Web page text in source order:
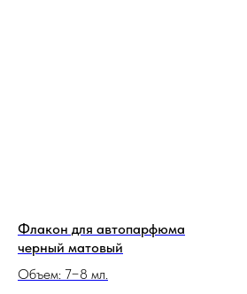
Флакон для автопарфюма
черный матовый
Объем: 7−8 мл.